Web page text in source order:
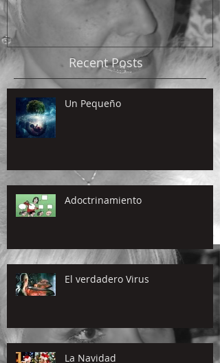
Recent Posts
Un Pequeño
Adoctrinamiento
El verdadero Virus
La Navidad